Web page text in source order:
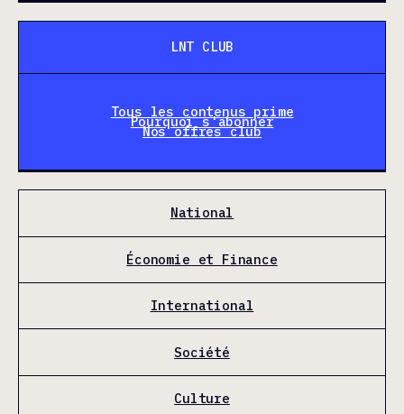
LNT CLUB
Tous les contenus prime
Pourquoi s'abonner
Nos offres club
National
Économie et Finance
International
Société
Culture